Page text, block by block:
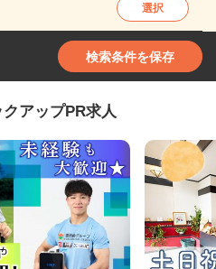
選択
検索条件を保存
アップPR求人